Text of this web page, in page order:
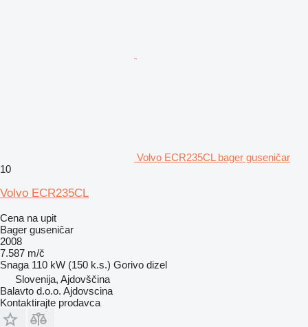
Volvo ECR235CL bager guseničar
10
Volvo ECR235CL
Cena na upit
Bager guseničar
2008
7.587 m/č
Snaga 110 kW (150 k.s.) Gorivo dizel
Slovenija, Ajdovščina
Balavto d.o.o. Ajdovscina
Kontaktirajte prodavca